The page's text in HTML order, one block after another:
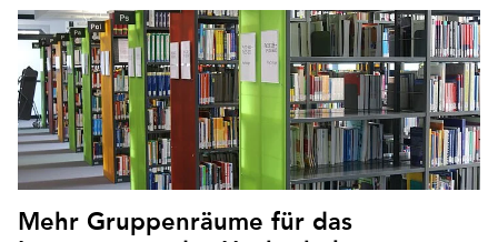
Mehr Gruppenräume für das